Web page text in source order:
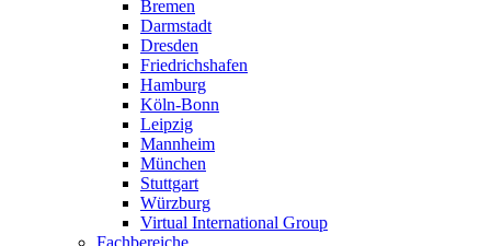
Bremen
Darmstadt
Dresden
Friedrichshafen
Hamburg
Köln-Bonn
Leipzig
Mannheim
München
Stuttgart
Würzburg
Virtual International Group
Fachbereiche